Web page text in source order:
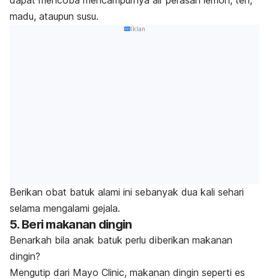
madu, ataupun susu.
Iklan
Berikan obat batuk alami ini sebanyak dua kali sehari
selama mengalami gejala.
5. Beri makanan dingin
Benarkah bila anak batuk perlu diberikan makanan
dingin?
Mengutip dari Mayo Clinic, makanan dingin seperti es